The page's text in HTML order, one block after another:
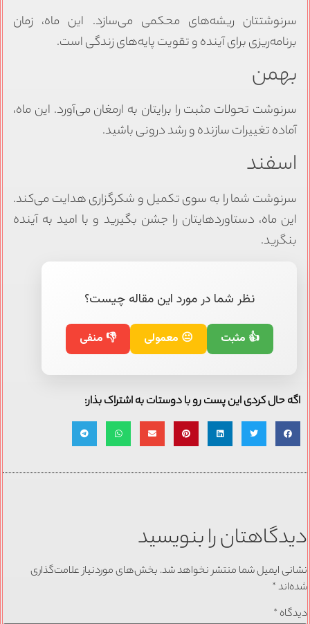
سرنوشتتان ریشه‌های محکمی می‌سازد. این ماه، زمان
برنامه‌ریزی برای آینده و تقویت پایه‌های زندگی است.
بهمن
سرنوشت تحولات مثبت را برایتان به ارمغان می‌آورد. این ماه،
آماده تغییرات سازنده و رشد درونی باشید.
اسفند
سرنوشت شما را به سوی تکمیل و شکرگزاری هدایت می‌کند.
این ماه، دستاوردهایتان را جشن بگیرید و با امید به آینده
بنگرید.
نظر شما در مورد این مقاله چیست؟
👍 مثبت 😐 معمولی 👎 منفی
اگه حال کردی این پست رو با دوستات به اشتراک بذار:
دیدگاهتان را بنویسید
نشانی ایمیل شما منتشر نخواهد شد. بخش‌های موردنیاز علامت‌گذاری
شده‌اند*
دیدگاه *